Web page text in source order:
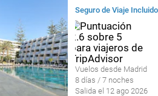
Seguro de Viaje Incluido
Vuelos desde Madrid
8 días / 7 noches
Salida el 12 ago 2026